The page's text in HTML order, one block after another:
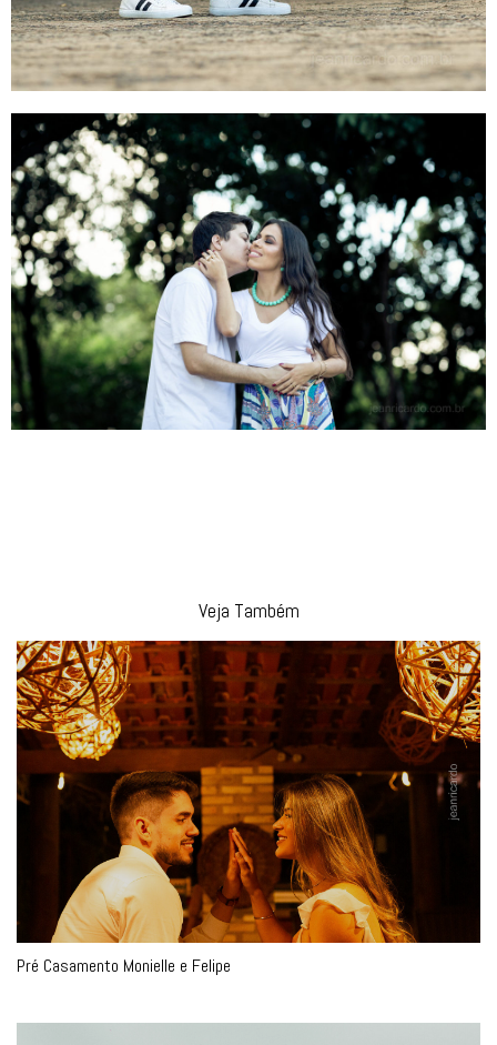
Veja Também
Pré Casamento Monielle e Felipe